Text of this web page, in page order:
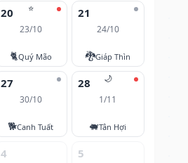
⭐
20
23/10
🐈Quý Mão
21
24/10
🐉Giáp Thìn
27
30/10
🐕Canh Tuất
🌙
28
1/11
🐖Tân Hợi
4 5